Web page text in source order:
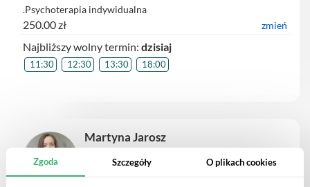
.Psychoterapia indywidualna
250.00 zł zmień
Najbliższy wolny termin: dzisiaj
11:30 12:30 13:30 18:00
Martyna Jarosz
Zgoda Szczegóły O plikach cookies